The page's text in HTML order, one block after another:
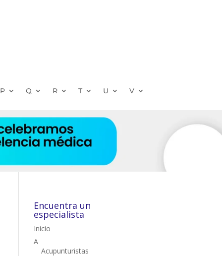
P Q R T U V
Encuentra un
especialista
Inicio
A
Acupunturistas